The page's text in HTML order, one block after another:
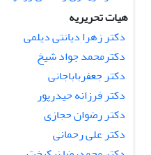
هیات تحریریه
دکتر زهرا دیانتی دیلمی
دکترمحمد جواد شیخ
دکتر جعفرباباجانی
دکتر فرزانه حیدرپور
دکتر رضوان حجازی
دکتر علی رحمانی